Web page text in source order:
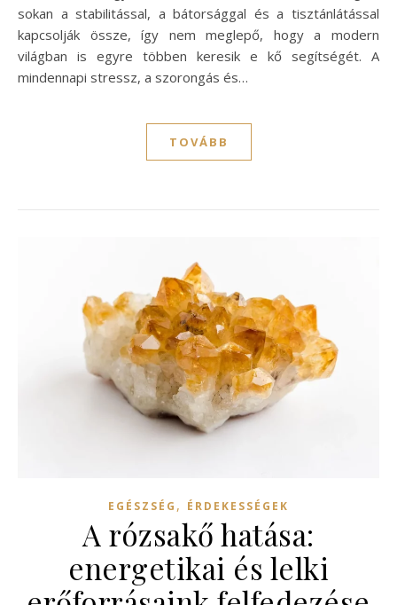
sokan a stabilitással, a bátorsággal és a tisztánlátással
kapcsolják össze, így nem meglepő, hogy a modern
világban is egyre többen keresik e kő segítségét. A
mindennapi stressz, a szorongás és…
TOVÁBB
EGÉSZSÉG , ÉRDEKESSÉGEK
A rózsakő hatása:
energetikai és lelki